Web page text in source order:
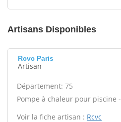
Artisans Disponibles
Rcvc Paris
Artisan
Département: 75
Pompe à chaleur pour piscine -
Voir la fiche artisan : Rcvc